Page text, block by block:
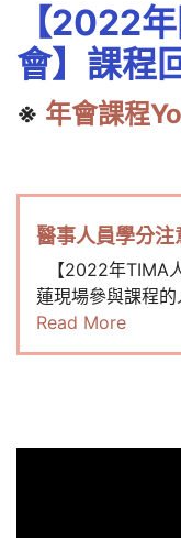
【2022
會】課程
※ 年會課程
醫事人員學分注
【2022年TIMA
蓮現場參與課程
Read More